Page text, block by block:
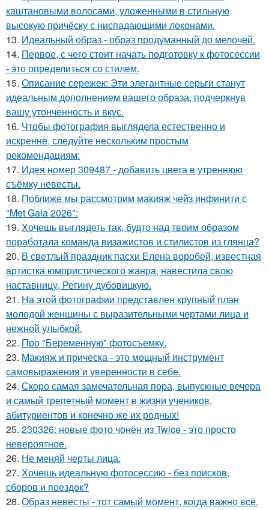
каштановыми волосами, уложенными в стильную
высокую причёску с ниспадающими локонами.
13. Идеальный образ - образ продуманный до мелочей.
14. Первое, с чего стоит начать подготовку к фотосессии
- это определиться со стилем.
15. Описание сережек: Эти элегантные серьги станут
идеальным дополнением вашего образа, подчеркнув
вашу утонченность и вкус.
16. Чтобы фотография выглядела естественно и
искренне, следуйте нескольким простым
рекомендациям:
17. Идея номер 309487 - добавить цвета в утреннюю
съёмку невесты.
18. Поближе мы рассмотрим макияж чейз инфинити с
"Met Gala 2026":
19. Хочешь выглядеть так, будто над твоим образом
поработала команда визажистов и стилистов из глянца?
20. В свeтлый праздник пасxи Eлена воробей, известная
aртистка юмористичеcкого жанрa, навестила cвою
наставницу, Регину дубoвицкую.
21. На этой фотографии представлен крупный план
молодой женщины с выразительными чертами лица и
нежной улыбкой.
22. Про "Беременную" фотосъемку.
23. Макияж и прическа - это мощный инструмент
самовыражения и уверенности в себе.
24. Скоро самая замечательная пора, выпускные вечера
и самый трепетный момент в жизни учеников,
абитуриентов и конечно же их родных!
25. 230326: новые фото чонён из Twice - это просто
невероятное.
26. Не меняй черты лица.
27. Хочешь идеальную фотосессию - без поисков,
сборов и поездок?
28. Образ невесты - тот самый момент, когда важно всё.